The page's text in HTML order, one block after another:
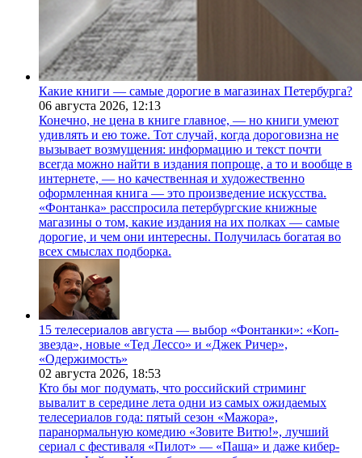
Какие книги — самые дорогие в магазинах Петербурга?
06 августа 2026, 12:13
Конечно, не цена в книге главное, — но книги умеют
удивлять и ею тоже. Тот случай, когда дороговизна не
вызывает возмущения: информацию и текст почти
всегда можно найти в издания попроще, а то и вообще в
интернете, — но качественная и художественно
оформленная книга — это произведение искусства.
«Фонтанка» расспросила петербургские книжные
магазины о том, какие издания на их полках — самые
дорогие, и чем они интересны. Получилась богатая во
всех смыслах подборка.
15 телесериалов августа — выбор «Фонтанки»: «Коп-
звезда», новые «Тед Лессо» и «Джек Ричер»,
«Одержимость»
02 августа 2026, 18:53
Кто бы мог подумать, что российский стриминг
вывалит в середине лета одни из самых ожидаемых
телесериалов года: пятый сезон «Мажора»,
паранормальную комедию «Зовите Витю!», лучший
сериал с фестиваля «Пилот» — «Паша» и даже кибер-